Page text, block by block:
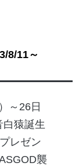
8/11～
～26日
白猿誕生
レゼン
襲